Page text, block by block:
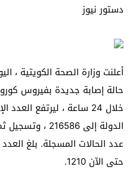
دستور نيوز
خلال 24 ساعة ، ليرتفع
الدولة إلى
عدد الحالات المسجلة. بلغ
حتى الآن 1210.